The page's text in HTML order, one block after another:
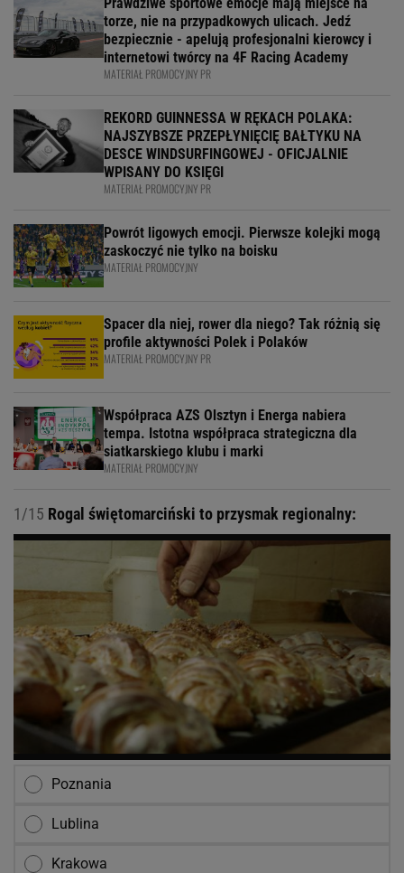
torze, nie na przypadkowych ulicach. Jedź
bezpiecznie - apelują profesjonalni kierowcy i
internetowi twórcy na 4F Racing Academy
MATERIAŁ PROMOCYJNY PR
REKORD GUINNESSA W RĘKACH POLAKA:
NAJSZYBSZE PRZEPŁYNIĘCIĘ BAŁTYKU NA
DESCE WINDSURFINGOWEJ - OFICJALNIE
WPISANY DO KSIĘGI
MATERIAŁ PROMOCYJNY PR
Powrót ligowych emocji. Pierwsze kolejki mogą
zaskoczyć nie tylko na boisku
MATERIAŁ PROMOCYJNY
Spacer dla niej, rower dla niego? Tak różnią się
profile aktywności Polek i Polaków
MATERIAŁ PROMOCYJNY PR
Współpraca AZS Olsztyn i Energa nabiera
tempa. Istotna współpraca strategiczna dla
siatkarskiego klubu i marki
MATERIAŁ PROMOCYJNY
1/15 Rogal świętomarciński to przysmak regionalny:
Poznania
Lublina
Krakowa